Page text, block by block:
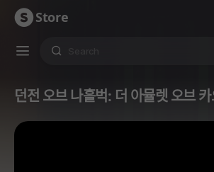
Store
던전 오브 나흘벅: 더 아뮬렛 오브